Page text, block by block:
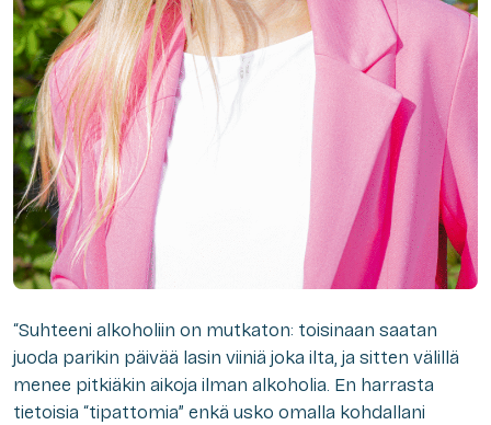
“Suhteeni alkoholiin on mutkaton: toisinaan saatan
juoda parikin päivää lasin viiniä joka ilta, ja sitten välillä
menee pitkiäkin aikoja ilman alkoholia. En harrasta
tietoisia “tipattomia” enkä usko omalla kohdallani